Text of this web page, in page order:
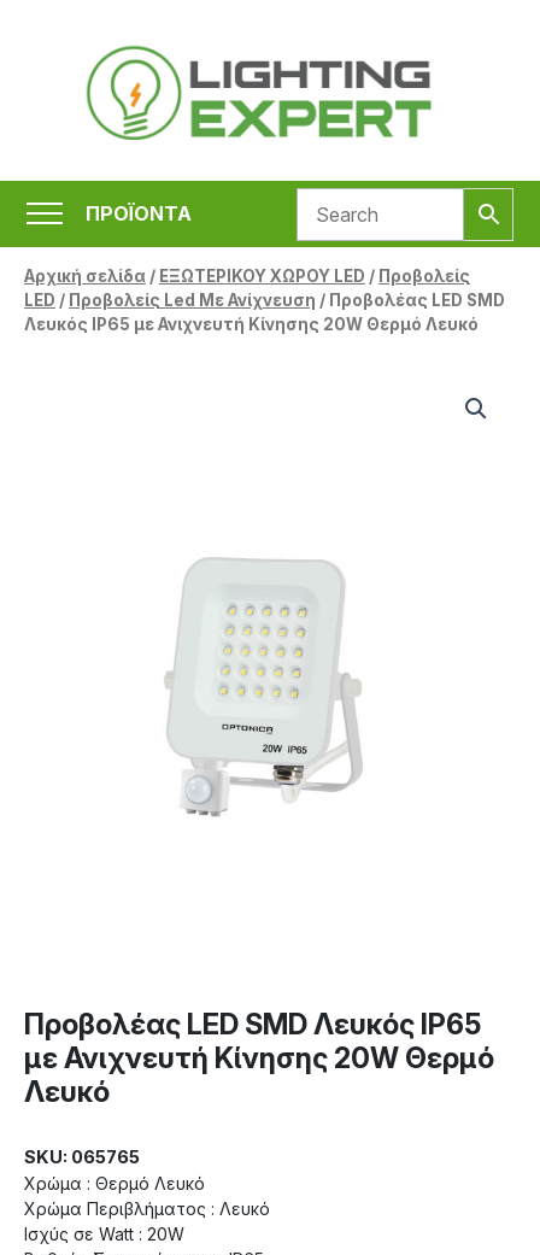
περιεχόμενο
ΠΡΟΪΟΝΤΑ
Αρχική σελίδα/ ΕΞΩΤΕΡΙΚΟΥ ΧΩΡΟΥ LED / Προβολείς
LED / Προβολείς Led Με Ανίχνευση / Προβολέας LED SMD
Λευκός IP65 με Ανιχνευτή Κίνησης 20W Θερμό Λευκό
Προβολέας LED SMD Λευκός IP65
με Ανιχνευτή Κίνησης 20W Θερμό
Λευκό
SKU: 065765
Χρώμα : Θερμό Λευκό
Χρώμα Περιβλήματος : Λευκό
Ισχύς σε Watt : 20W